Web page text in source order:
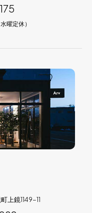
曜定休）
上鏡1149-11